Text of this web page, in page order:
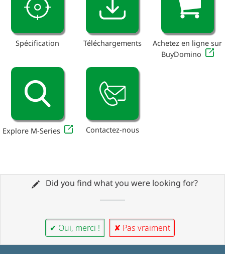
Spécification Téléchargements
Achetez en ligne sur
BuyDomino
Explore M-Series Contactez-nous
Did you find what you were looking for?
✔ Oui, merci ! ✘ Pas vraiment